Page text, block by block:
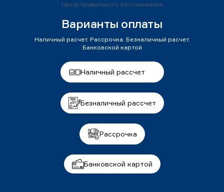
Центр правильного обслуживания
Варианты оплаты
Наличный расчет. Рассрочка. Безналичный расчет.
Банковской картой
Наличный рассчет
Безналичный рассчет
Рассрочка
Банковской картой